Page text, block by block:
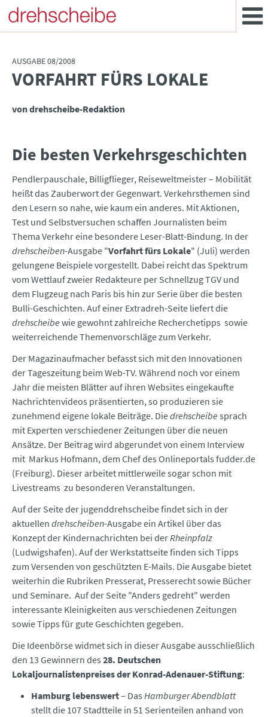
AUSGABE 08/2008
:VORFAHRT FÜRS LOKALE
von drehscheibe-Redaktion
Die besten Verkehrsgeschichten
Pendlerpauschale, Billigflieger, Reiseweltmeister – Mobilität
heißt das Zauberwort der Gegenwart. Verkehrsthemen sind
den Lesern so nahe, wie kaum ein anderes. Mit Aktionen,
Test und Selbstversuchen schaffen Journalisten beim
Thema Verkehr eine besondere Leser-Blatt-Bindung. In der
drehscheiben-Ausgabe "Vorfahrt fürs Lokale" (Juli) werden
gelungene Beispiele vorgestellt. Dabei reicht das Spektrum
vom Wettlauf zweier Redakteure per Schnellzug TGV und
dem Flugzeug nach Paris bis hin zur Serie über die besten
Bulli-Geschichten. Auf einer Extradreh-Seite liefert die
drehscheibe wie gewohnt zahlreiche Recherchetipps sowie
weiterreichende Themenvorschläge zum Verkehr.
Der Magazinaufmacher befasst sich mit den Innovationen
der Tageszeitung beim Web-TV. Während noch vor einem
Jahr die meisten Blätter auf ihren Websites eingekaufte
Nachrichtenvideos präsentierten, so produzieren sie
zunehmend eigene lokale Beiträge. Diedrehscheibe sprach
mit Experten verschiedener Zeitungen über die neuen
Ansätze. Der Beitrag wird abgerundet von einem Interview
mit Markus Hofmann, dem Chef des Onlineportals fudder.de
(Freiburg). Dieser arbeitet mittlerweile sogar schon mit
Livestreams zu besonderen Veranstaltungen.
Auf der Seite der jugenddrehscheibe findet sich in der
aktuellen drehscheiben-Ausgabe ein Artikel über das
Konzept der Kindernachrichten bei derRheinpfalz
(Ludwigshafen). Auf der Werkstattseite finden sich Tipps
zum Versenden von geschützten E-Mails. Die Ausgabe bietet
weiterhin die Rubriken Presserat, Presserecht sowie Bücher
und Seminare. Auf der Seite "Anders gedreht" werden
interessante Kleinigkeiten aus verschiedenen Zeitungen
sowie Tipps für gute Geschichten gegeben.
Die Ideenbörse widmet sich in dieser Ausgabe ausschließlich
den 13 Gewinnern des 28. Deutschen
Lokaljournalistenpreises der Konrad-Adenauer-Stiftung:
Hamburg lebenswert– Das Hamburger Abendblatt
stellt die 107 Stadtteile in 51 Serienteilen anhand von